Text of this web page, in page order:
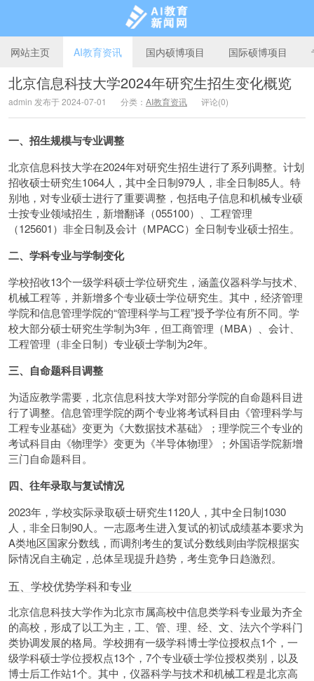
AI教育新闻网
网站主页 AI教育资讯 国内硕博项目 国际硕博项目
北京信息科技大学2024年研究生招生变化概览
admin 发布于 2024-07-01 分类： AI教育资讯 评论(0)
一、招生规模与专业调整
北京信息科技大学在2024年对研究生招生进行了系列调整。计划
招收硕士研究生1064人，其中全日制979人，非全日制85人。特
别地，对专业硕士进行了重要调整，包括电子信息和机械专业硕
士按专业领域招生，新增翻译（055100）、工程管理
（125601）非全日制及会计（MPACC）全日制专业硕士招生。
二、学科专业与学制变化
学校招收13个一级学科硕士学位研究生，涵盖仪器科学与技术、
机械工程等，并新增多个专业硕士学位研究生。其中，经济管理
学院和信息管理学院的“管理科学与工程”授予学位有所不同。学
校大部分硕士研究生学制为3年，但工商管理（MBA）、会计、
工程管理（非全日制）专业硕士学制为2年。
三、自命题科目调整
为适应教学需要，北京信息科技大学对部分学院的自命题科目进
行了调整。信息管理学院的两个专业将考试科目由《管理科学与
工程专业基础》变更为《大数据技术基础》；理学院三个专业的
考试科目由《物理学》变更为《半导体物理》；外国语学院新增
三门自命题科目。
四、往年录取与复试情况
2023年，学校实际录取硕士研究生1120人，其中全日制1030
人，非全日制90人。一志愿考生进入复试的初试成绩基本要求为
A类地区国家分数线，而调剂考生的复试分数线则由学院根据实
际情况自主确定，总体呈现提升趋势，考生竞争日趋激烈。
五、学校优势学科和专业
北京信息科技大学作为北京市属高校中信息类学科专业最为齐全
的高校，形成了以工为主，工、管、理、经、文、法六个学科门
类协调发展的格局。学校拥有一级学科博士学位授权点1个，一
级学科硕士学位授权点13个，7个专业硕士学位授权类别，以及
博士后工作站1个。其中，仪器科学与技术和机械工程是北京高